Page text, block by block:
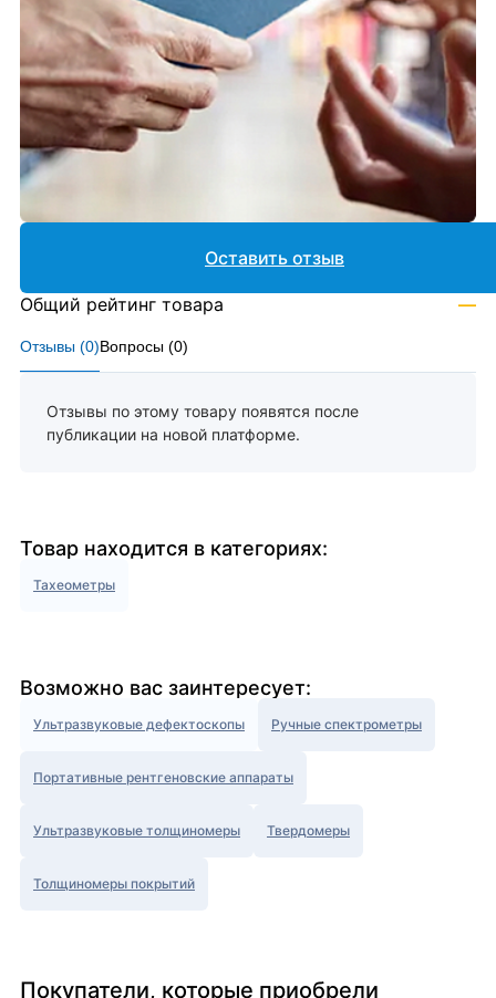
Отзывы (0)Вопросы (0)
Отзывы по этому товару появятся после
публикации на новой платформе.
Оставить отзыв
Общий рейтинг товара —
Товар находится в категориях:
Тахеометры
Возможно вас заинтересует:
Ультразвуковые дефектоскопы Ручные спектрометры
Портативные рентгеновские аппараты
Ультразвуковые толщиномеры Твердомеры
Толщиномеры покрытий
Покупатели, которые приобрели